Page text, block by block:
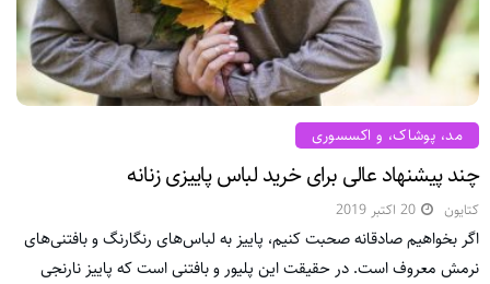
مد، پوشاک، و اکسسوری
چند پیشنهاد عالی برای خرید لباس پاییزی زنانه
کتایون 20 اکتبر 2019
اگر بخواهیم صادقانه صحبت کنیم، پاییز به لباس‌های رنگارنگ و بافتنی‌های
نرمش معروف است. در حقیقت این پلیور و بافتنی است که پاییز نارنجی